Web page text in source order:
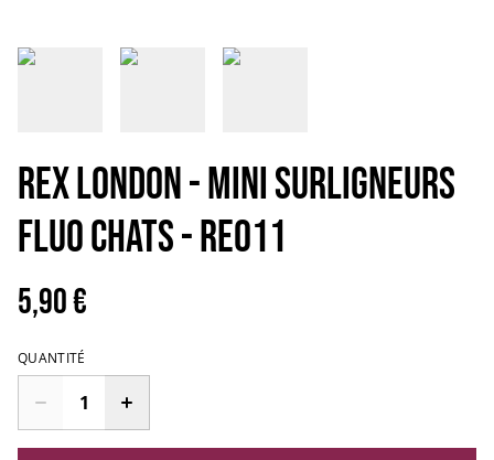
REX LONDON - MINI SURLIGNEURS
FLUO CHATS - RE011
5,90 €
QUANTITÉ